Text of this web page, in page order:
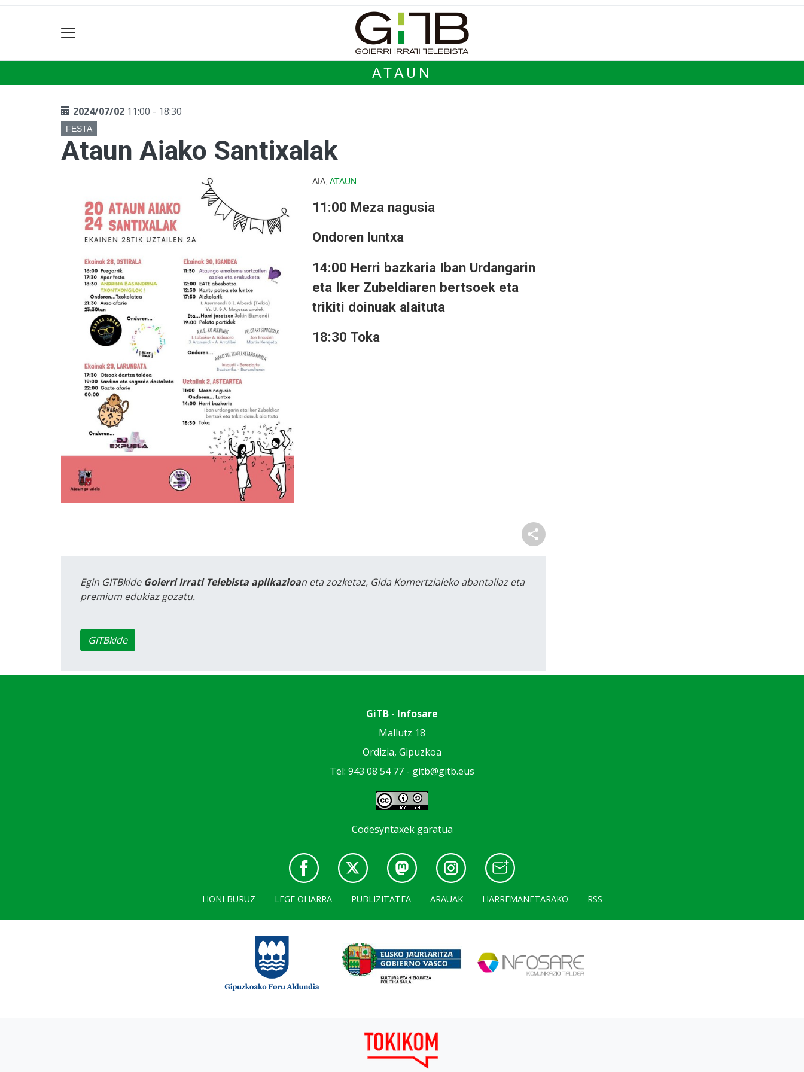
ATAUN
2024/07/02 11:00 - 18:30
FESTA
Ataun Aiako Santixalak
AIA, ATAUN
11:00 Meza nagusia
Ondoren luntxa
14:00 Herri bazkaria Iban Urdangarin
eta Iker Zubeldiaren bertsoek eta
trikiti doinuak alaituta
18:30 Toka
Egin GITBkide Goierri Irrati Telebista aplikazioan eta zozketaz, Gida Komertzialeko abantailaz eta
premium edukiaz gozatu.
GITBkide
GiTB - Infosare
Mallutz 18
Ordizia, Gipuzkoa
Tel: 943 08 54 77 - gitb@gitb.eus
Codesyntaxek garatua
HONI BURUZ LEGE OHARRA PUBLIZITATEA ARAUAK HARREMANETARAKO RSS